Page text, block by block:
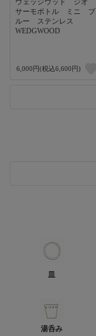
ウェッジウッド ジオ
サーモボトル ミニ ブ
ルー ステンレス
WEDGWOOD
6,000円(税込6,600円)
皿
湯呑み